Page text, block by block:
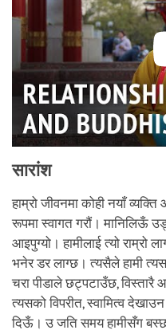
सारांश
हाम्रो जीवनमा कोही नयाँ
रूपमा स्वागत गरौं। मानिलिऊँ
आइपुग्यो। हामीलाई त्यो राम्रो
भनेर डर लाग्छ। त्यसैले हामी
चरा पीडाले छट्पटाउँछ, विस्तारै
त्यसको विपरीत, स्वामित्व
दिऊँ। उ जति समय हामीसँग